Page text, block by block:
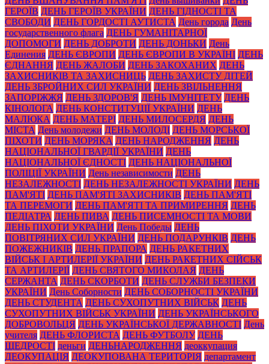
ГЕРОЇВ ДЕНЬ ГЕРОЇВ УКРАЇНИ ДЕНЬ ГІДНОСТІ ТА
СВОБОДИ ДЕНЬ ГОРДОСТІ АУТИСТА День города День
государственного флага ДЕНЬ ГУМАНІТАРНОЇ
ДОПОМОГИ ДЕНЬ ДОБРОТИ ДЕНЬ ДОНЬКИ День
Единения ДЕНЬ ЄВРОПИ ДЕНЬ ЄВРОПИ В УКРАЇНІ ДЕНЬ
ЄДНАННЯ ДЕНЬ ЖАЛОБИ ДЕНЬ ЗАКОХАНИХ ДЕНЬ
ЗАХИСНИКІВ ТА ЗАХИСНИЦЬ ДЕНЬ ЗАХИСТУ ДІТЕЙ
ДЕНЬ ЗБРОЙНИХ СИЛ УКРАЇНИ ДЕНЬ ЗВІЛЬНЕННЯ
ЗАПОРІЖЖЯ ДЕНЬ ЗДОРОВ'Я ДЕНЬ ІМУНІТЕТУ ДЕНЬ
КІНОЛОГА ДЕНЬ КОНСТИТУЦІЇ УКРАЇНИ ДЕНЬ
МАЛЮКА ДЕНЬ МАТЕРІ ДЕНЬ МИЛОСЕРДЯ ДЕНЬ
МІСТА День молодежи ДЕНЬ МОЛОДІ ДЕНЬ МОРСЬКОЇ
ПІХОТИ ДЕНЬ МОРЯКА ДЕНЬ НАРОДЖЕННЯ ДЕНЬ
НАЦІОНАЛЬНОЇ ГВАРДІЇ УКРАЇНИ ДЕНЬ
НАЦІОНАЛЬНОЇ ЄДНОСТІ ДЕНЬ НАЦІОНАЛЬНОЇ
ПОЛІЦІЇ УКРАЇНИ День независимости ДЕНЬ
НЕЗАЛЕЖНОСТІ ДЕНЬ НЕЗАЛЕЖНОСТІ УКРАЇНИ ДЕНЬ
ПАМ'ЯТІ ДЕНЬ ПАМ'ЯТІ ЗАХИСНИКІВ ДЕНЬ ПАМ'ЯТІ
ТА ПЕРЕМОГИ ДЕНЬ ПАМ'ЯТІ ТА ПРИМИРЕННЯ ДЕНЬ
ПЕДІАТРА ДЕНЬ ПИВА ДЕНЬ ПИСЕМНОСТІ ТА МОВИ
ДЕНЬ ПІХОТИ УКРАЇНИ День Победы ДЕНЬ
ПОВІТРЯНИХ СИЛ УКРАЇНИ ДЕНЬ ПОДАРУНКІВ ДЕНЬ
ПОЖЕЖНИКІВ ДЕНЬ ПРАПОРА ДЕНЬ РАКЕТНИХ
ВІЙСЬК І АРТИЛЕРІЇ УКРАЇНИ ДЕНЬ РАКЕТНИХ СІЙСЬК
ТА АРТИЛЕРІЇ ДЕНЬ СВЯТОГО МИКОЛАЯ ДЕНЬ
СЕРЖАНТА ДЕНЬ СКОРБОТИ ДЕНЬ СЛУЖБИ БЕЗПЕКИ
УКРАЇНИ День Соборности ДЕНЬ СОБОРНОСТІ УКРАЇНИ
ДЕНЬ СТУДЕНТА ДЕНЬ СУХОПУТНИХ ВІЙСЬК ДЕНЬ
СУХОПУТНИХ ВІЙСЬК УКРАЇНИ ДЕНЬ УКРАЇНСЬКОГО
ДОБРОВОЛЬЦЯ ДЕНЬ УКРАЇНСЬКОЇ ДЕРЖАВНОСТІ День
учителя ДЕНЬ ФЛОРИСТА ДЕНЬ ФУТБОЛУ ДЕНЬ
ЩЕДРОСТІ деньги ДЕНЬНАРОДЖЕННЯ деоккупация
ДЕОКУПАЦІЯ ДЕОКУПОВАНА ТЕРИТОРІЯ департамент